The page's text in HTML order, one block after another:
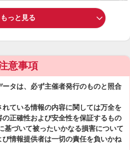
もっと見る
意事項
タは、必ず主催者発行のものと照合
ている情報の内容に関しては万全を
正確性および安全性を保証するもの
基づいて被ったいかなる損害について
情報提供者は一切の責任を負いかね